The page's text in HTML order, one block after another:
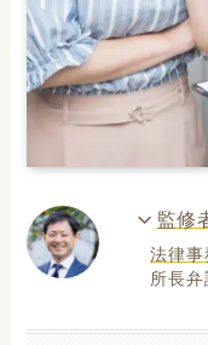
監修
法律事
所長弁